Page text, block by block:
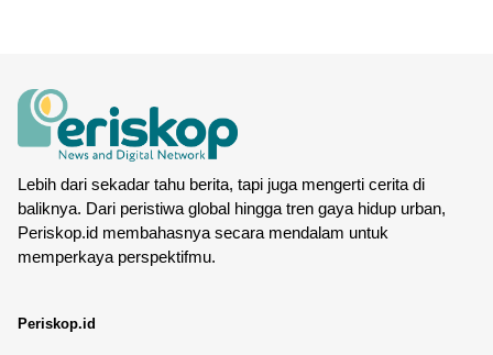
Lebih dari sekadar tahu berita, tapi juga mengerti cerita di
baliknya. Dari peristiwa global hingga tren gaya hidup urban,
Periskop.id membahasnya secara mendalam untuk
memperkaya perspektifmu.
Periskop.id